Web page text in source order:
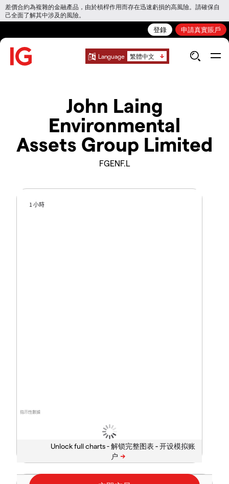
差價合約為複雜的金融產品，由於槓桿作用而存在迅速虧損的高風險。請確保自
己全面了解其中涉及的風險。
登錄 申請真實賬戶
Language 繁體中文
John Laing
Environmental
Assets Group Limited
FGENF.L
指示性數據
1 小時
Unlock full charts -